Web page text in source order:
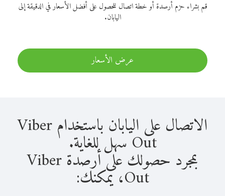
قم بشراء حزم أرصدة أو خطة اتصال للحصول على أفضل الأسعار في الدقيقة إلى
اليابان.
عرض الأسعار
الاتصال على اليابان باستخدام Viber
Out سهل للغاية.
بمجرد حصولك على أرصدة Viber
Out، يمكنك: